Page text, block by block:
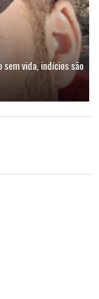
sem vida, indícios são